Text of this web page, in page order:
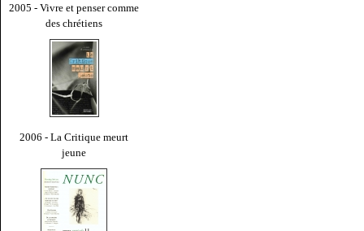
2005 - Vivre et penser comme
des chrétiens
2006 - La Critique meurt
jeune